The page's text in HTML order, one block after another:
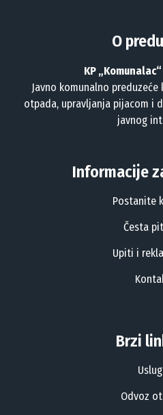
O
KP
Javno komunalno
otpada, upravljanja pijacom i
javnog
Informacije
Postanite
Česta
Upiti i
Brzi
Odvoz